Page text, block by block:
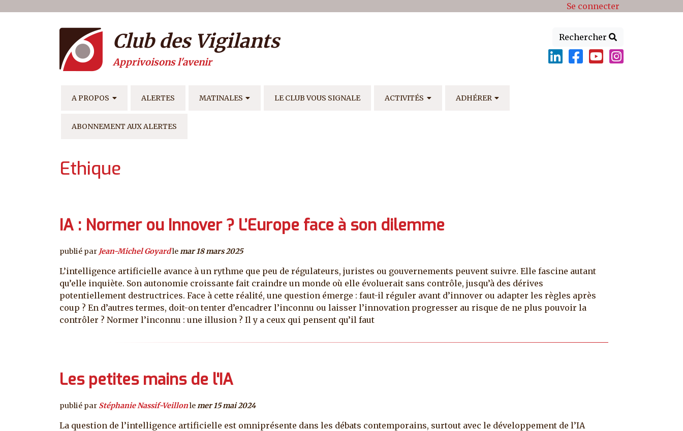
Menu du compte de l'utilisateur Se connecter
Rechercher
Club des Vigilants
Apprivoisons l'avenir
NAVIGATION PRINCIPALE
A PROPOS ALERTES MATINALES LE CLUB VOUS SIGNALE ACTIVITÉS ADHÉRER
ABONNEMENT AUX ALERTES
Ethique
IA : Normer ou Innover ? L’Europe face à son dilemme
publié par Jean-Michel Goyardlemar 18 mars 2025
L’intelligence artificielle avance à un rythme que peu de régulateurs, juristes ou gouvernements peuvent suivre. Elle fascine autant
qu’elle inquiète. Son autonomie croissante fait craindre un monde où elle évoluerait sans contrôle, jusqu’à des dérives
potentiellement destructrices. Face à cette réalité, une question émerge : faut-il réguler avant d’innover ou adapter les règles après
coup ? En d’autres termes, doit-on tenter d’encadrer l’inconnu ou laisser l’innovation progresser au risque de ne plus pouvoir la
contrôler ? Normer l’inconnu : une illusion ? Il y a ceux qui pensent qu’il faut
Les petites mains de l'IA
publié par Stéphanie Nassif-Veillonlemer 15 mai 2024
La question de l’intelligence artificielle est omniprésente dans les débats contemporains, surtout avec le développement de l’IA